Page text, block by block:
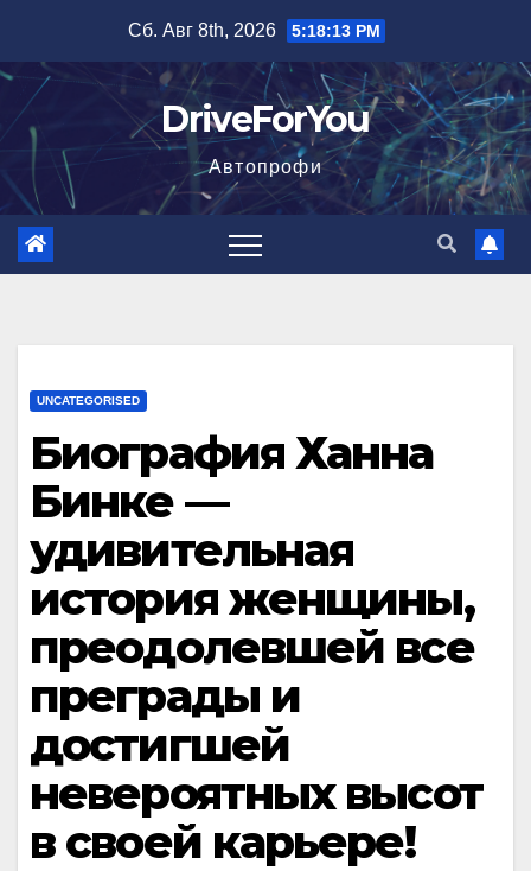
содержимому
Сб. Авг 8th, 2026 5:18:14 PM
DriveForYou
Автопрофи
UNCATEGORISED
Биография Ханна
Бинке —
удивительная
история женщины,
преодолевшей все
преграды и
достигшей
невероятных высот
в своей карьере!